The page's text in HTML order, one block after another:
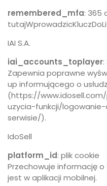
remembered_mfa: 365
IAI S.A.
iai_accounts_toplayer
Zapewnia poprawne
up informującego o
(https://
uzycia-funkcji/
serwisie/).
IdoSell
platform_id: plik cookie
Przechowuje informację
jest w aplikacji mobilnej.